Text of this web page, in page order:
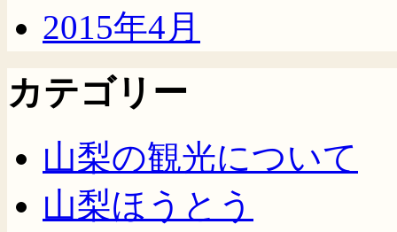
2015年4月
カテゴリー
山梨の観光について
山梨ほうとう